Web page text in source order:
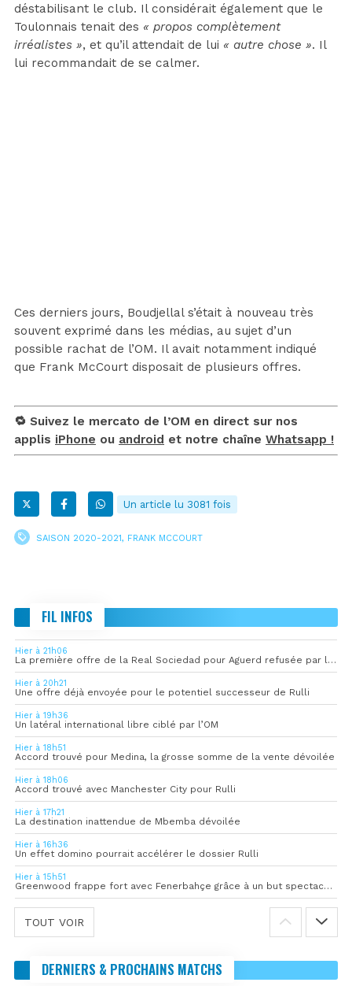
déstabilisant le club. Il considérait également que le
Toulonnais tenait des « propos complètement
irréalistes », et qu’il attendait de lui « autre chose ». Il
lui recommandait de se calmer.
Ces derniers jours, Boudjellal s’était à nouveau très
souvent exprimé dans les médias, au sujet d’un
possible rachat de l’OM. Il avait notamment indiqué
que Frank McCourt disposait de plusieurs offres.
🔁 Suivez le mercato de l’OM en direct sur nos
applis iPhone ou android et notre chaîne Whatsapp !
Un article lu 3081 fois
SAISON 2020-2021, FRANK MCCOURT
FIL INFOS
Hier à 21h06
La première offre de la Real Sociedad pour Aguerd refusée par l’OM
Hier à 20h21
Une offre déjà envoyée pour le potentiel successeur de Rulli
Hier à 19h36
Un latéral international libre ciblé par l’OM
Hier à 18h51
Accord trouvé pour Medina, la grosse somme de la vente dévoilée
Hier à 18h06
Accord trouvé avec Manchester City pour Rulli
Hier à 17h21
La destination inattendue de Mbemba dévoilée
Hier à 16h36
Un effet domino pourrait accélérer le dossier Rulli
Hier à 15h51
Greenwood frappe fort avec Fenerbahçe grâce à un but spectaculaire
TOUT VOIR
DERNIERS & PROCHAINS MATCHS